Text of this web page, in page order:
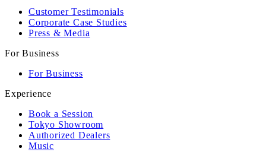
Customer Testimonials
Corporate Case Studies
Press & Media
For Business
For Business
Experience
Book a Session
Tokyo Showroom
Authorized Dealers
Music